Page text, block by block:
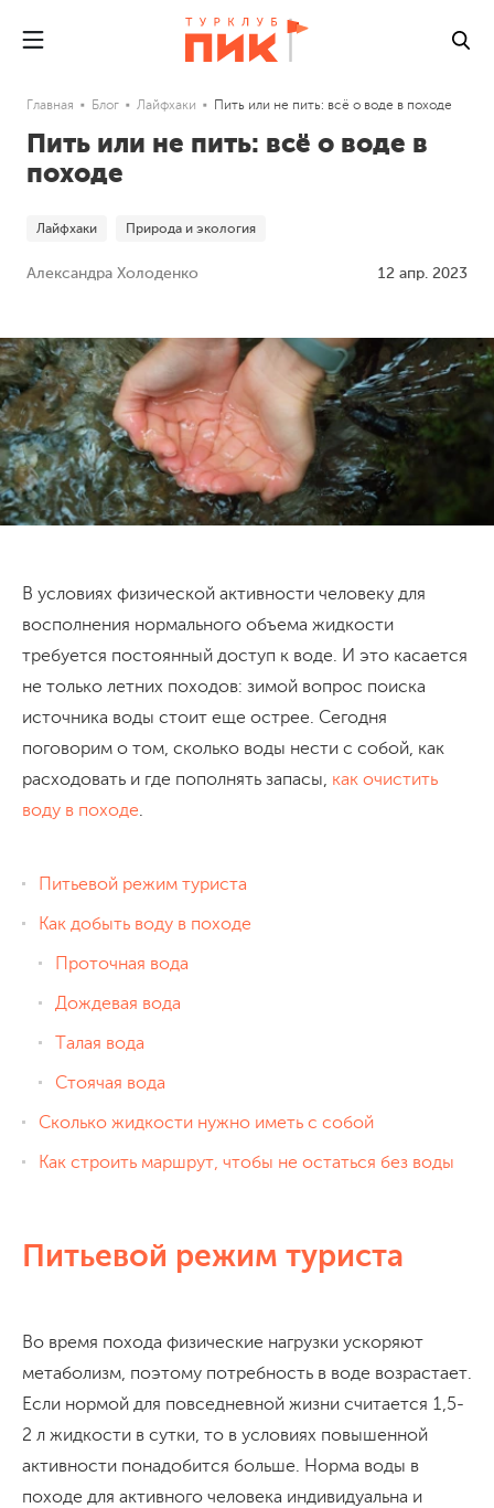
Главная Блог Лайфхаки Пить или не пить: всё о воде в походе
Пить или не пить: всё о воде в
походе
Лайфхаки Природа и экология
Александра Холоденко 12 апр. 2023
В условиях физической активности человеку для
восполнения нормального объема жидкости
требуется постоянный доступ к воде. И это касается
не только летних походов: зимой вопрос поиска
источника воды стоит еще острее. Сегодня
поговорим о том, сколько воды нести с собой, как
расходовать и где пополнять запасы, как очистить
воду в походе.
Питьевой режим туриста
Как добыть воду в походе
Проточная вода
Дождевая вода
Талая вода
Стоячая вода
Сколько жидкости нужно иметь с собой
Как строить маршрут, чтобы не остаться без воды
Питьевой режим туриста
Во время похода физические нагрузки ускоряют
метаболизм, поэтому потребность в воде возрастает.
Если нормой для повседневной жизни считается 1,5-
2 л жидкости в сутки, то в условиях повышенной
активности понадобится больше. Норма воды в
походе для активного человека индивидуальна и